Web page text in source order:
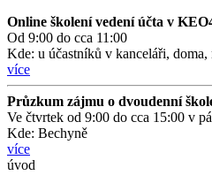
Online školení vedení účta v
Od 9:00 do cca 11:00
Kde: u účastníků v kanceláři, doma,
více
Průzkum zájmu o dvoudenní
Ve čtvrtek od 9:00 do cca 15:00 v
Kde: Bechyně
více
úvod